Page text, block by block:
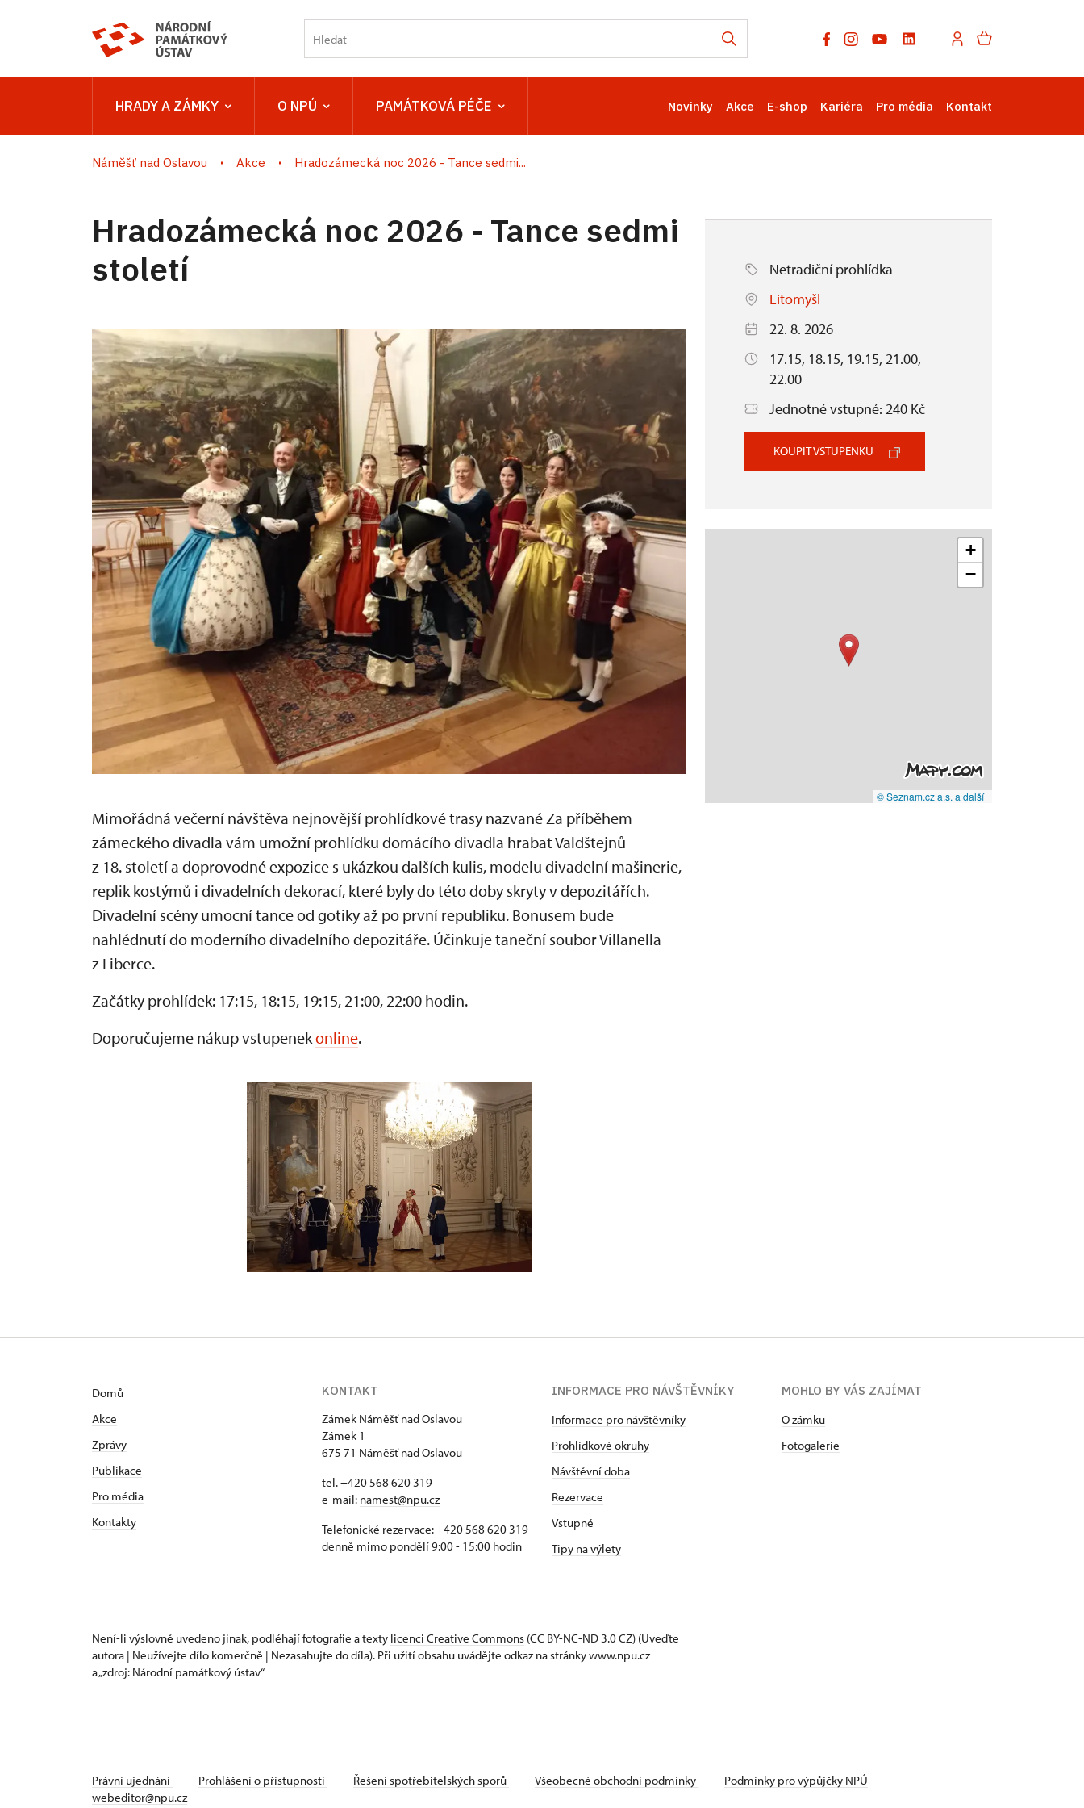
HRADY A ZÁMKY O NPÚ PAMÁTKOVÁ PÉČE Novinky Akce E-shop Kariéra Pro média Kontakt
Náměšť nad Oslavou Akce Hradozámecká noc 2026 - Tance sedmi...
Hradozámecká noc 2026 - Tance sedmi
století
Mimořádná večerní návštěva nejnovější prohlídkové trasy nazvané Za příběhem
zámeckého divadla vám umožní prohlídku domácího divadla hrabat Valdštejnů
z 18. století a doprovodné expozice s ukázkou dalších kulis, modelu divadelní mašinerie,
replik kostýmů i divadelních dekorací, které byly do této doby skryty v depozitářích.
Divadelní scény umocní tance od gotiky až po první republiku. Bonusem bude
nahlédnutí do moderního divadelního depozitáře. Účinkuje taneční soubor Villanella
z Liberce.
Začátky prohlídek: 17:15, 18:15, 19:15, 21:00, 22:00 hodin.
Doporučujeme nákup vstupenekonline.
Netradiční prohlídka
Litomyšl
22. 8. 2026
17.15, 18.15, 19.15, 21.00,
22.00
Jednotné vstupné: 240 Kč
KOUPIT VSTUPENKU
+
−
© Seznam.cz a.s. a další
Domů
Akce
Zprávy
Publikace
Pro média
Kontakty
KONTAKT
Zámek Náměšť nad Oslavou
Zámek 1
675 71 Náměšť nad Oslavou
tel. +420 568 620 319
e-mail: namest@npu.cz
Telefonické rezervace: +420 568 620 319
denně mimo pondělí 9:00 - 15:00 hodin
INFORMACE PRO NÁVŠTĚVNÍKY
Informace pro návštěvníky
Prohlídkové okruhy
Návštěvní doba
Rezervace
Vstupné
Tipy na výlety
MOHLO BY VÁS ZAJÍMAT
O zámku
Fotogalerie
Není-li výslovně uvedeno jinak, podléhají fotografie a texty licenci Creative Commons (CC BY-NC-ND 3.0 CZ) (Uveďte
autora | Neužívejte dílo komerčně | Nezasahujte do díla). Při užití obsahu uvádějte odkaz na stránky www.npu.cz
a „zdroj: Národní památkový ústav“
Právní ujednání Prohlášení o přístupnosti Řešení spotřebitelských sporů Všeobecné obchodní podmínky
Podmínky pro výpůjčky NPÚ
webeditor@npu.cz